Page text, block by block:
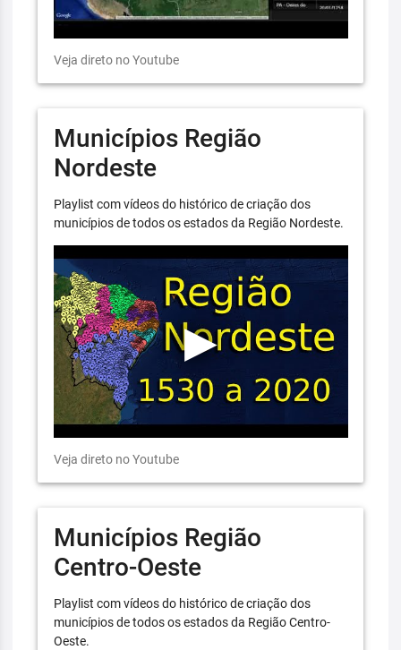
Veja direto no Youtube
Municípios Região
Nordeste
Playlist com vídeos do histórico de criação dos
municípios de todos os estados da Região Nordeste.
Veja direto no Youtube
Municípios Região
Centro-Oeste
Playlist com vídeos do histórico de criação dos
municípios de todos os estados da Região Centro-
Oeste.